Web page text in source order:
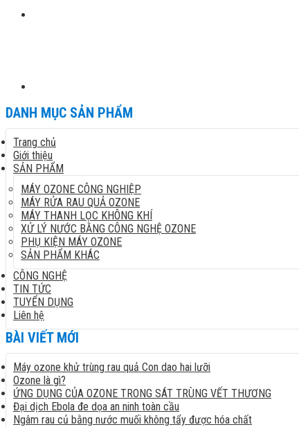
DANH MỤC SẢN PHẨM
Trang chủ
Giới thiệu
SẢN PHẨM
MÁY OZONE CÔNG NGHIỆP
MÁY RỬA RAU QUẢ OZONE
MÁY THANH LỌC KHÔNG KHÍ
XỬ LÝ NƯỚC BẰNG CÔNG NGHỆ OZONE
PHỤ KIỆN MÁY OZONE
SẢN PHẨM KHÁC
CÔNG NGHỆ
TIN TỨC
TUYỂN DỤNG
Liên hệ
BÀI VIẾT MỚI
Máy ozone khử trùng rau quả Con dao hai lưỡi
Ozone là gì?
ỨNG DỤNG CỦA OZONE TRONG SÁT TRÙNG VẾT THƯƠNG
Đại dịch Ebola đe dọa an ninh toàn cầu
Ngâm rau củ bằng nước muối không tẩy được hóa chất